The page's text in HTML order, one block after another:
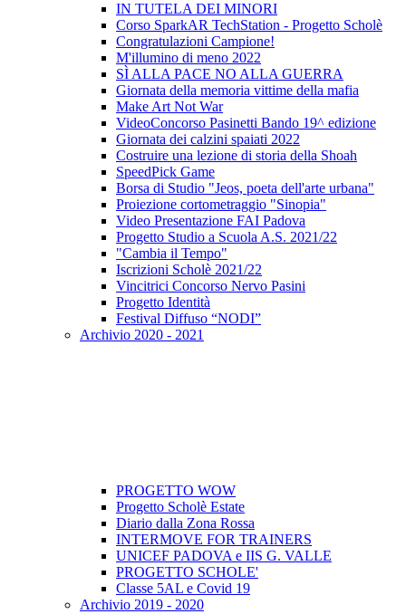
IN TUTELA DEI MINORI
Corso SparkAR TechStation - Progetto Scholè
Congratulazioni Campione!
M'illumino di meno 2022
SÌ ALLA PACE NO ALLA GUERRA
Giornata della memoria vittime della mafia
Make Art Not War
VideoConcorso Pasinetti Bando 19^ edizione
Giornata dei calzini spaiati 2022
Costruire una lezione di storia della Shoah
SpeedPick Game
Borsa di Studio "Jeos, poeta dell'arte urbana"
Proiezione cortometraggio "Sinopia"
Video Presentazione FAI Padova
Progetto Studio a Scuola A.S. 2021/22
"Cambia il Tempo"
Iscrizioni Scholè 2021/22
Vincitrici Concorso Nervo Pasini
Progetto Identità
Festival Diffuso “NODI”
Archivio 2020 - 2021
PROGETTO WOW
Progetto Scholè Estate
Diario dalla Zona Rossa
INTERMOVE FOR TRAINERS
UNICEF PADOVA e IIS G. VALLE
PROGETTO SCHOLE'
Classe 5AL e Covid 19
Archivio 2019 - 2020